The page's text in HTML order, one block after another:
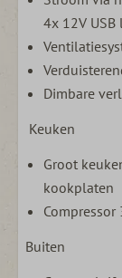
4x 12V USB
Dimbare
Keuken
Groot
kookplaten
Buiten